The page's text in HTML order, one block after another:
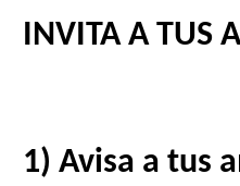
INVITA A TUS
1) Avisa a tus